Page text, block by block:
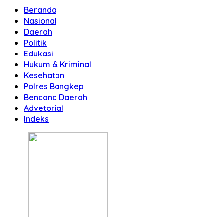
Beranda
Nasional
Daerah
Politik
Edukasi
Hukum & Kriminal
Kesehatan
Polres Bangkep
Bencana Daerah
Advetorial
Indeks